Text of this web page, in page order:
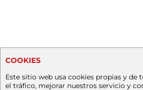
COOKIES
Este sitio web usa cookies propias y de
el tráfico, mejorar nuestros servicio y